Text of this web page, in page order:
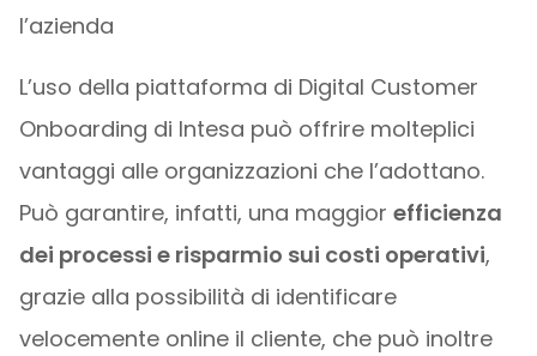
l’azienda
L’uso della piattaforma di Digital Customer
Onboarding di Intesa può offrire molteplici
vantaggi alle organizzazioni che l’adottano.
Può garantire, infatti, una maggior efficienza
dei processi e risparmio sui costi operativi,
grazie alla possibilità di identificare
velocemente online il cliente, che può inoltre